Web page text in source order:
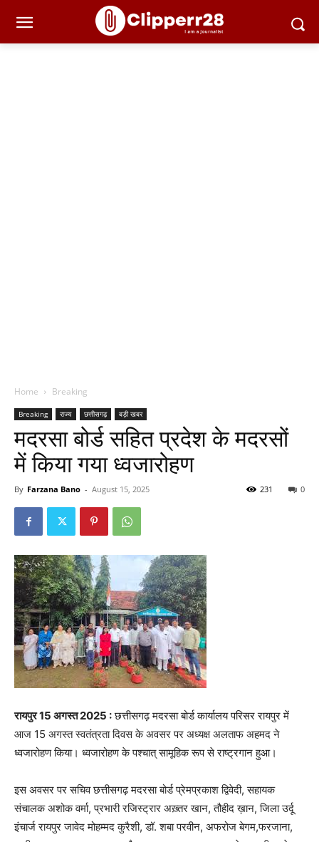
Home Breaking
Breaking राज्य छत्तीसगढ़ बड़ी खबर
मदरसा बोर्ड सहित प्रदेश के मदरसों
में किया गया ध्वजारोहण
By Farzana Bano - August 15, 2025 0
231
रायपुर 15 अगस्त 2025 :छत्तीसगढ़ मदरसा बोर्ड कार्यालय परिसर रायपुर में
आज 15 अगस्त स्वतंत्रता दिवस के अवसर पर अध्यक्ष अलताफ अहमद ने
ध्वजारोहण किया। ध्वजारोहण के पश्चात् सामूहिक रूप से राष्ट्रगान हुआ।
इस अवसर पर सचिव छत्तीसगढ़ मदरसा बोर्ड प्रेमप्रकाश द्विवेदी, सहायक
संचालक अशोक वर्मा, प्रभारी रजिस्ट्रार अख़्तर खान, तौहीद ख़ान, जिला उर्दू
इंचार्ज रायपुर जावेद मोहम्मद कुरैशी, डॉ. शबा परवीन, अफरोज बेगम,फरजाना,